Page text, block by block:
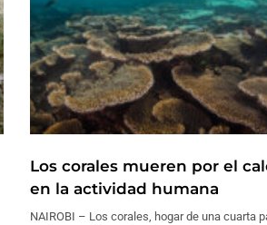
Los corales mueren por el
en la actividad humana
NAIROBI – Los corales, hogar de una cuarta